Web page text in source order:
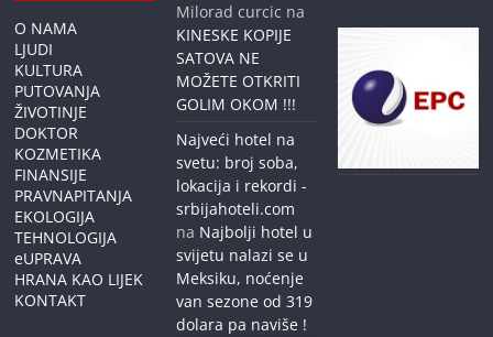
O NAMA
LJUDI
KULTURA
PUTOVANJA
ŽIVOTINJE
DOKTOR
KOZMETIKA
FINANSIJE
PRAVNAPITANJA
EKOLOGIJA
TEHNOLOGIJA
eUPRAVA
HRANA KAO LIJEK
KONTAKT
Milorad curcic na
KINESKE KOPIJE
SATOVA NE
MOŽETE OTKRITI
GOLIM OKOM !!!
Najveći hotel na
svetu: broj soba,
lokacija i rekordi -
srbijahoteli.com
na Najbolji hotel u
svijetu nalazi se u
Meksiku, noćenje
van sezone od 319
dolara pa naviše !